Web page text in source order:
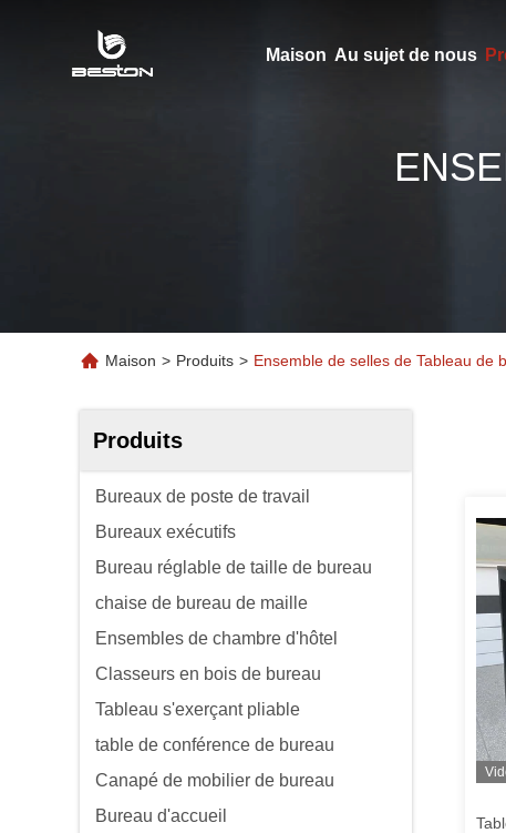
Maison Au sujet de nous
Maison > Produits > Ensemble de selles de Tableau de
Produits
Bureaux de poste de travail
Bureaux exécutifs
Bureau réglable de taille de bureau
chaise de bureau de maille
Ensembles de chambre d'hôtel
Classeurs en bois de bureau
Tableau s'exerçant pliable
table de conférence de bureau
Canapé de mobilier de bureau
Bureau d'accueil